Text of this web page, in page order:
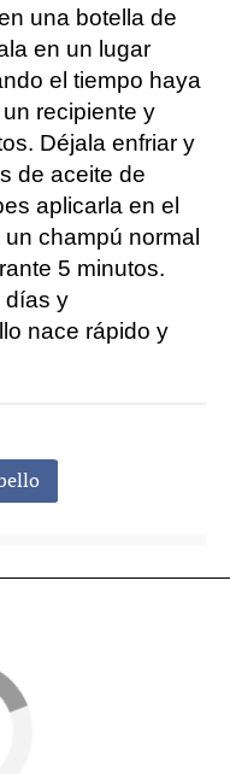
una botella de
en un lugar
el tiempo haya
recipiente y
Déjala enfriar y
de aceite de
aplicarla en el
champú normal
5 minutos.
días y
nace rápido y